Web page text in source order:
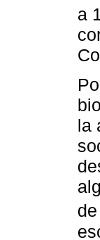
a
la